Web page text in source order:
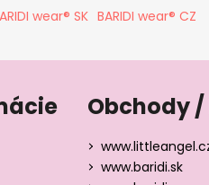
wear® SK BARIDI wear® CZ
Obchody /
www.baridi.sk